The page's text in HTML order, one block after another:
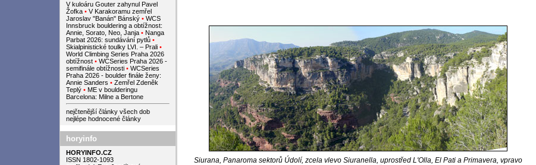
V kuloáru Gouter zahynul Pavel
Žofka • V Karakoramu zemřel
Jaroslav "Banán" Bánský • WCS
Innsbruck bouldering a obtížnost:
Annie, Sorato, Neo, Janja • Nanga
Parbat 2026: sundávání pytlů •
Skialpinistické toulky LVI. – Prali •
World Climbing Series Praha 2026
obtížnost • WCSeries Praha 2026 -
semifinále obtížnosti • WCSeries
Praha 2026 - boulder finále ženy:
Annie Sanders • Zemřel Zdeněk
Teplý • ME v boulderingu
Barcelona: Milne a Bertone
nejčtenější články všech dob
nejlépe hodnocené články
horyinfo
HORYINFO.CZ
ISSN 1802-1093
Siurana, Panaroma sektorů Údolí, zcela vlevo Siuranella, uprostřed L'Olla, El Pati a Primavera, vpravo